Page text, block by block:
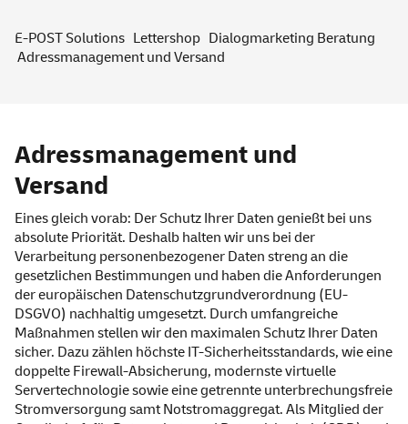
E-POST Solutions Lettershop Dialogmarketing Beratung
Adressmanagement und Versand
Adressmanagement und
Versand
Eines gleich vorab: Der Schutz Ihrer Daten genießt bei uns
absolute Priorität. Deshalb halten wir uns bei der
Verarbeitung personenbezogener Daten streng an die
gesetzlichen Bestimmungen und haben die Anforderungen
der europäischen Datenschutzgrundverordnung (EU-
DSGVO) nachhaltig umgesetzt. Durch umfangreiche
Maßnahmen stellen wir den maximalen Schutz Ihrer Daten
sicher. Dazu zählen höchste IT-Sicherheitsstandards, wie eine
doppelte Firewall-Absicherung, modernste virtuelle
Servertechnologie sowie eine getrennte unterbrechungsfreie
Stromversorgung samt Notstromaggregat. Als Mitglied der